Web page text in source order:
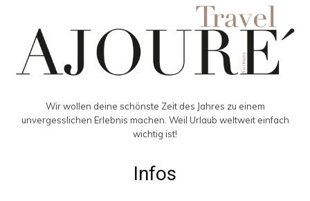
Wir wollen deine schönste Zeit des Jahres zu einem
unvergesslichen Erlebnis machen. Weil Urlaub weltweit einfach
wichtig ist!
Infos